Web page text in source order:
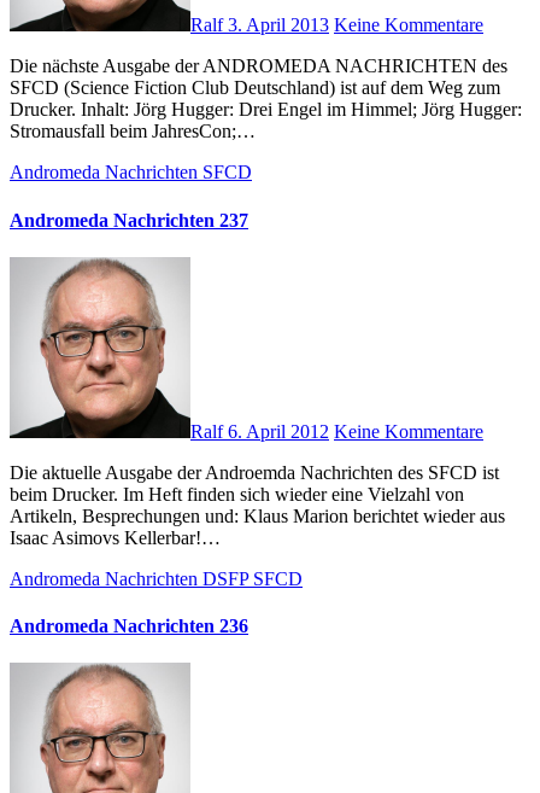
Ralf3. April 2013 Keine Kommentare
Die nächste Ausgabe der ANDROMEDA NACHRICHTEN des
SFCD (Science Fiction Club Deutschland) ist auf dem Weg zum
Drucker. Inhalt: Jörg Hugger: Drei Engel im Himmel; Jörg Hugger:
Stromausfall beim JahresCon;…
Andromeda Nachrichten SFCD
Andromeda Nachrichten 237
Ralf6. April 2012 Keine Kommentare
Die aktuelle Ausgabe der Androemda Nachrichten des SFCD ist
beim Drucker. Im Heft finden sich wieder eine Vielzahl von
Artikeln, Besprechungen und: Klaus Marion berichtet wieder aus
Isaac Asimovs Kellerbar!…
Andromeda Nachrichten DSFP SFCD
Andromeda Nachrichten 236